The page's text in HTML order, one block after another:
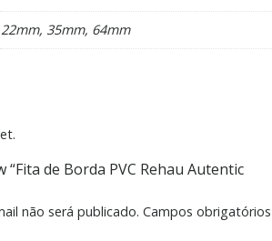
22mm, 35mm, 64mm
de Borda PVC Rehau Autentic
não será publicado. Campos obrigatórios